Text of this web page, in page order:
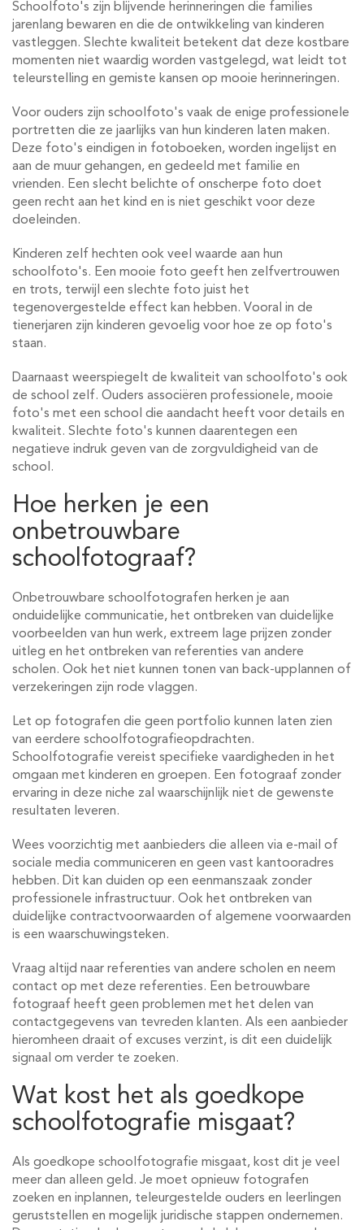
Schoolfoto's zijn blijvende herinneringen die families
jarenlang bewaren en die de ontwikkeling van kinderen
vastleggen. Slechte kwaliteit betekent dat deze kostbare
momenten niet waardig worden vastgelegd, wat leidt tot
teleurstelling en gemiste kansen op mooie herinneringen.
Voor ouders zijn schoolfoto's vaak de enige professionele
portretten die ze jaarlijks van hun kinderen laten maken.
Deze foto's eindigen in fotoboeken, worden ingelijst en
aan de muur gehangen, en gedeeld met familie en
vrienden. Een slecht belichte of onscherpe foto doet
geen recht aan het kind en is niet geschikt voor deze
doeleinden.
Kinderen zelf hechten ook veel waarde aan hun
schoolfoto's. Een mooie foto geeft hen zelfvertrouwen
en trots, terwijl een slechte foto juist het
tegenovergestelde effect kan hebben. Vooral in de
tienerjaren zijn kinderen gevoelig voor hoe ze op foto's
staan.
Daarnaast weerspiegelt de kwaliteit van schoolfoto's ook
de school zelf. Ouders associëren professionele, mooie
foto's met een school die aandacht heeft voor details en
kwaliteit. Slechte foto's kunnen daarentegen een
negatieve indruk geven van de zorgvuldigheid van de
school.
Hoe herken je een
onbetrouwbare
schoolfotograaf?
Onbetrouwbare schoolfotografen herken je aan
onduidelijke communicatie, het ontbreken van duidelijke
voorbeelden van hun werk, extreem lage prijzen zonder
uitleg en het ontbreken van referenties van andere
scholen. Ook het niet kunnen tonen van back-upplannen of
verzekeringen zijn rode vlaggen.
Let op fotografen die geen portfolio kunnen laten zien
van eerdere schoolfotografieopdrachten.
Schoolfotografie vereist specifieke vaardigheden in het
omgaan met kinderen en groepen. Een fotograaf zonder
ervaring in deze niche zal waarschijnlijk niet de gewenste
resultaten leveren.
Wees voorzichtig met aanbieders die alleen via e-mail of
sociale media communiceren en geen vast kantooradres
hebben. Dit kan duiden op een eenmanszaak zonder
professionele infrastructuur. Ook het ontbreken van
duidelijke contractvoorwaarden of algemene voorwaarden
is een waarschuwingsteken.
Vraag altijd naar referenties van andere scholen en neem
contact op met deze referenties. Een betrouwbare
fotograaf heeft geen problemen met het delen van
contactgegevens van tevreden klanten. Als een aanbieder
hieromheen draait of excuses verzint, is dit een duidelijk
signaal om verder te zoeken.
Wat kost het als goedkope
schoolfotografie misgaat?
Als goedkope schoolfotografie misgaat, kost dit je veel
meer dan alleen geld. Je moet opnieuw fotografen
zoeken en inplannen, teleurgestelde ouders en leerlingen
geruststellen en mogelijk juridische stappen ondernemen.